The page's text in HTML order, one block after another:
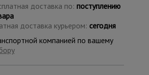
доставка по: поступлению
доставка курьером: сегодня
компанией по вашему